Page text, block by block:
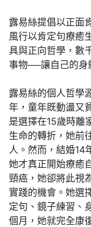
露易絲提倡以正面
風行以肯定句療癒
具與正向哲學，數
事物──讓自己的身
露易絲的個人哲學
年，童年既動盪又
是選擇在15歲時離
生命的轉折，她前
人。然而，結婚14
她才真正開始療癒
頸癌，她卻將此視
實踐的機會。她選
定句、鏡子練習、
個月，她就完全康